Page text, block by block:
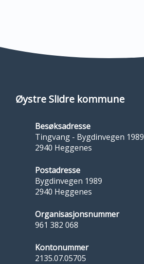
Øystre Slidre kommune
Besøksadresse
Tingvang - Bygdinvegen 1989
2940 Heggenes
Postadresse
Bygdinvegen 1989
2940 Heggenes
Organisasjonsnummer
961 382 068
Kontonummer
2135.07.05705